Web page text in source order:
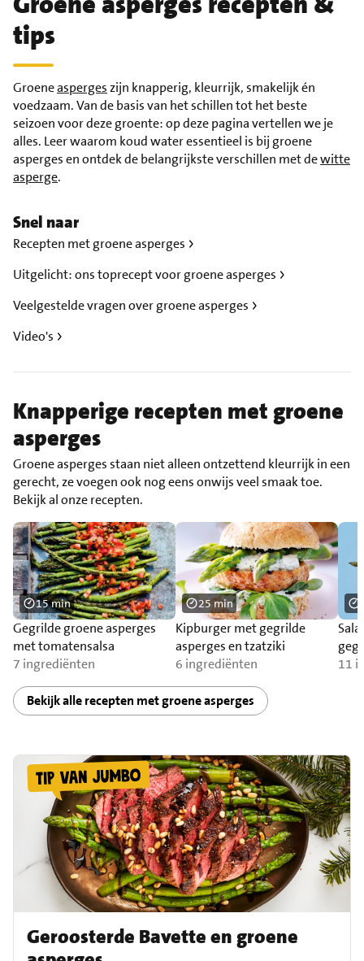
tips
Groeneaspergeszijn knapperig, kleurrijk, smakelijk én
voedzaam. Van de basis van het schillen tot het beste
seizoen voor deze groente: op deze pagina vertellen we je
alles. Leer waarom koud water essentieel is bij groene
asperges en ontdek de belangrijkste verschillen met dewitte
asperge.
Snel naar
Recepten met groene asperges
Uitgelicht: ons toprecept voor groene asperges
Veelgestelde vragen over groene asperges
Video's
Knapperige recepten met groene
asperges
Groene asperges staan niet alleen ontzettend kleurrijk in een
gerecht, ze voegen ook nog eens onwijs veel smaak toe.
Bekijk al onze recepten.
Gegrilde groene asperges
met tomatensalsa
7 ingrediënten
15 min
Kipburger met gegrilde
asperges en tzatziki
6 ingrediënten
25 min
11
Bekijk alle recepten met groene asperges
Geroosterde Bavette en groene